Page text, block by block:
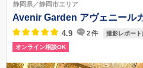
りますのでご利用ください。 ●公共交通
路線バスにて「本通６丁目」下車徒歩1
054-266-3300
静岡県／静岡市エリア
Avenir Garden アヴェニール
4.9 2件 撮影レポート
オンライン相談OK